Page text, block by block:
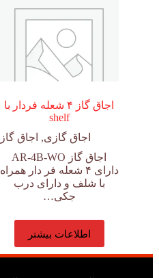
اجاق گاز ۴ شعله فردار با
shelf
اجاق گازی, اجاق گاز
اجاق گاز AR-4B-WO
دارای ۴ شعله فر دار همراه
با شلف و دارای درب
جکی…
اطلاعات بیشتر